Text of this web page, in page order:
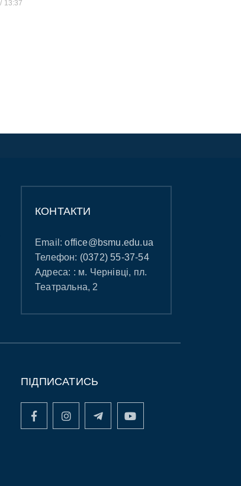
13:37
КОНТАКТИ
Email:office@bsmu.edu.ua
Телефон: (0372) 55-37-54
Адреса: : м. Чернівці, пл.
Театральна, 2
ПІДПИСАТИСЬ